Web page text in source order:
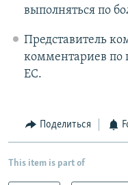
выполняться по
Представитель
комментариев по
ЕС.
Поделиться
This item is part of